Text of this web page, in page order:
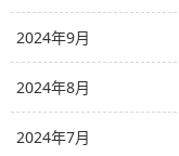
2024年9月
2024年8月
2024年7月